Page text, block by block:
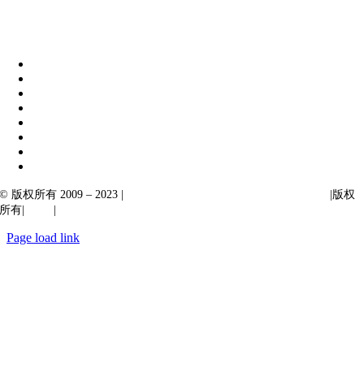
© 版权所有 2009 – 2023 |
|版权
所有|
Page load link